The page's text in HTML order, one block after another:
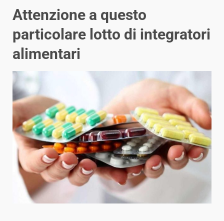
Attenzione a questo
particolare lotto di integratori
alimentari